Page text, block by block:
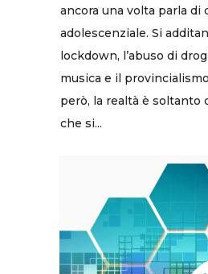
ancora una volta parla di
adolescenziale. Si
lockdown, l’abuso di
musica e il
però, la realtà è soltanto
che si...